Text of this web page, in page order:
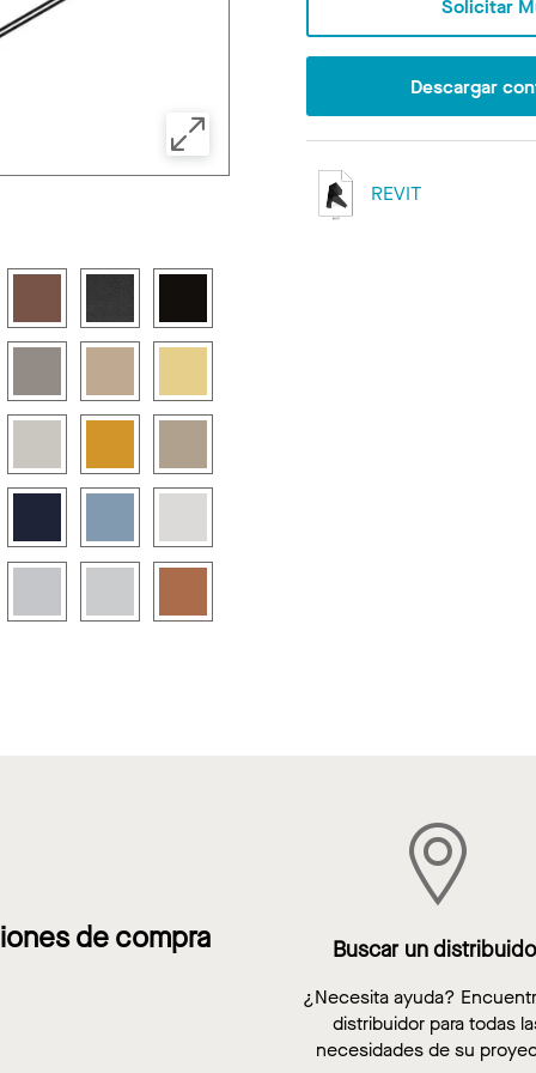
Solicitar
Descargar
REVIT
de compra Buscar un
¿Necesita ayuda?
distribuidor para todas
necesidades de su